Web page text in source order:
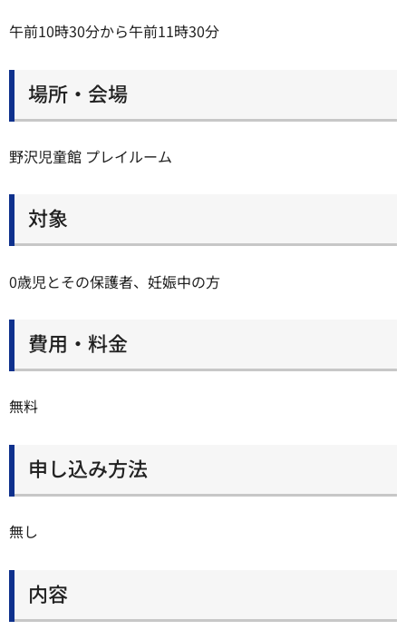
午前10時30分から午前11時30分
場所・会場
野沢児童館 プレイルーム
対象
0歳児とその保護者、妊娠中の方
費用・料金
無料
申し込み方法
無し
内容